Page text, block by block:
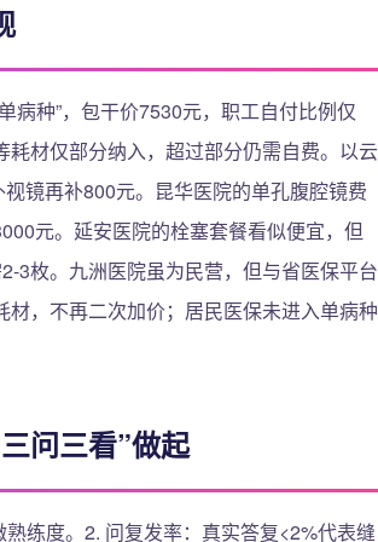
病种”，包干价7530元，职工自付比例仅
材仅部分纳入，超过部分仍需自费。以云
镜再补800元。昆华医院的单孔腹腔镜费
元。延安医院的栓塞套餐看似便宜，但
3枚。九洲医院虽为民营，但与省医保平台
，不再二次加价；居民医保未进入单病种
问三看”做起
练度。2. 问复发率：真实答复<2%代表缝